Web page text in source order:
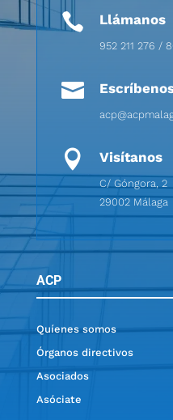
 Llámanos
952 211 276 /

 Visítanos
C/ Góngora, 2
29002 Málaga
ACP
Quíenes somos
Órganos directivos
Asociados
Asóciate